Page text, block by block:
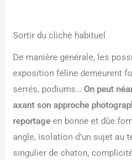
Sortir du cliché habituel
De manière générale, les
exposition féline demeurent
serrés, podiums…On peut
axant son approche
reportage en bonne et dûe
angle, isolation d’un sujet au
singulier de chaton,